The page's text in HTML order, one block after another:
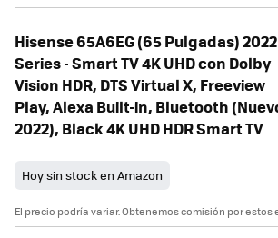
Hisense 65A6EG (65 Pulgadas) 2022
Series - Smart TV 4K UHD con Dolby
Vision HDR, DTS Virtual X, Freeview
Play, Alexa Built-in, Bluetooth
2022), Black 4K UHD HDR Smart TV
Hoy sin stock en Amazon
El precio podría variar. Obtenemos comisión por estos